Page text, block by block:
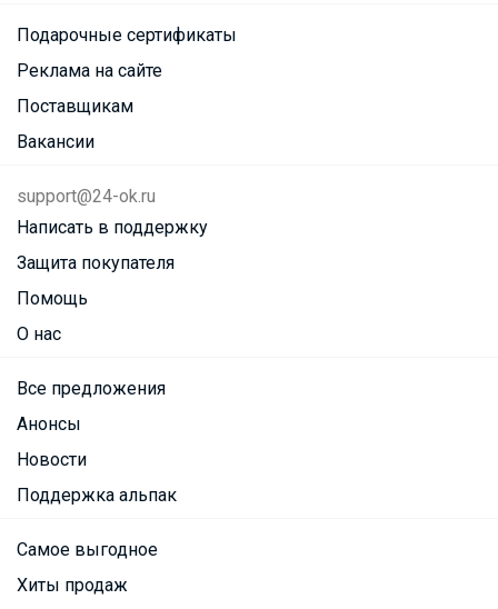
Подарочные сертификаты
Реклама на сайте
Поставщикам
Вакансии
support@24-ok.ru
Написать в поддержку
Защита покупателя
Помощь
О нас
Все предложения
Анонсы
Новости
Поддержка альпак
Самое выгодное
Хиты продаж